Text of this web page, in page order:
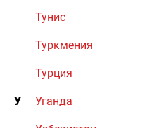
Тунис
Туркмения
Турция
У Уганда